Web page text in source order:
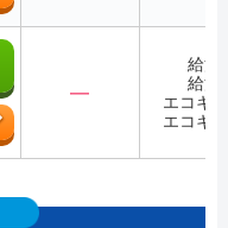
―
給湯
給湯
エコキ
エコキ